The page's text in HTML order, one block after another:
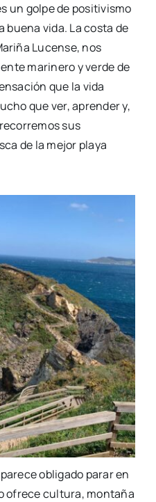
un golpe de positivismo
buena vida. La costa de
Lucense, nos
marinero y verde de
que la vida
que ver, aprender y,
sus
de la mejor playa
obligado parar en
ofrececultura, montaña